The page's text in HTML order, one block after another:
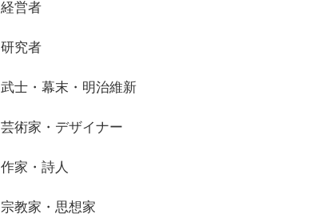
経営者
研究者
武士・幕末・明治維新
芸術家・デザイナー
作家・詩人
宗教家・思想家